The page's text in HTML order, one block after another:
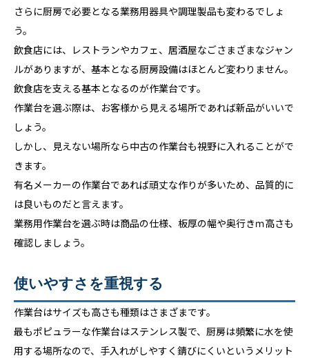
さらに厨房で必要となる業務用器具や調理製品も変わるでしょ
う。
飲食店には、レストランやカフェ、居酒屋なごさまざまなジャン
ルがありますが、基本となる厨房設備はほとんど変わりません。
飲食店を支える基本となるのが作業台です。
作業台を選ぶ際は、お客様から見える場所であれば新品がいいで
しょう。
しかし、見えない場所なら中古の作業台も視野に入れることがで
きます。
有名メーカーの作業台であれば頑丈な作りが多いため、品質的に
は良いものだと言えます。
業務用作業台を選ぶ時は商品の仕様、板厚の幅や奥行きｍ高さも
確認しましょう。
使いやすさを重視する
作業台はサイズも高さも種類はさまざまです。
最もポピュラーな作業台はステンレス製で、厨房は頻繁に水を使
用する場所なので、手入れがしやすく錆びにくいというメリット